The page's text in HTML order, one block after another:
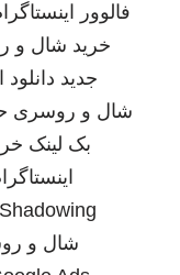
فالوور
خرید شال و
جدید
شال و روسری
بک لینک
شال و